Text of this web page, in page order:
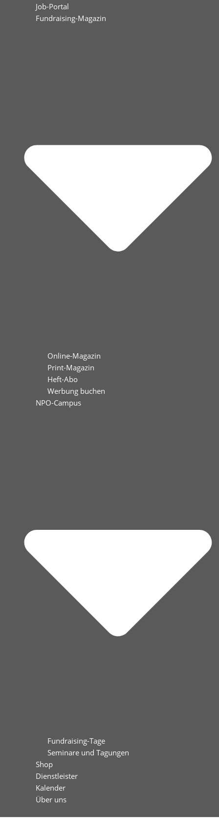
Job-Portal
Fundraising-Magazin
Online-Magazin
Print-Magazin
Heft-Abo
Werbung buchen
NPO-Campus
Fundraising-Tage
Seminare und Tagungen
Shop
Dienstleister
Kalender
Über uns